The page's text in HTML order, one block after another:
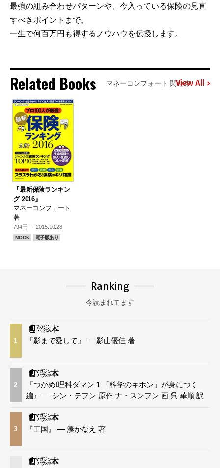
最強の組み合わせパターンや、今入っている保険の見直
すべきポイントまで。
一生で何百万円も得するノウハウを伝授します。
Related Books マネーコンフォート 関連本
View All
『最新保険ランキン
グ 2016』
マネーコンフォート
著
794円 — 2015.10.28
MOOK 電子版あり
Ranking
今読まれてます
1 『影まで愛して』 — 影山優佳 著
2
『つかめ!理科ダマン 1 「科学のキホン」が身につく
編』 — シン・テフン 原作 ナ・スンフン 画 呉 華順 訳
3 『王国』 — 湊かなえ 著